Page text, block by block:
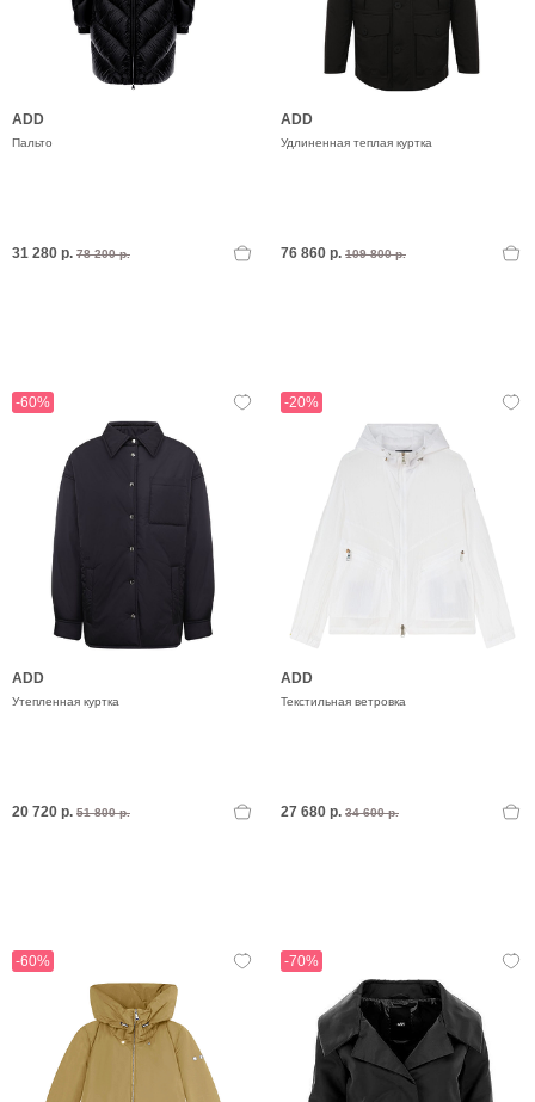
ADD
Пальто
31 280 р. 78 200 р.
ADD
Удлиненная теплая куртка
76 860 р. 109 800 р.
-60%
ADD
Утепленная куртка
20 720 р. 51 800 р.
-20%
ADD
Текстильная ветровка
27 680 р. 34 600 р.
-60% -70%